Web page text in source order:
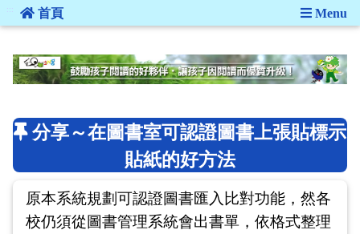
::: 首頁 Menu
:::
分享～在圖書室可認證圖書上張貼標示
貼紙的好方法
原本系統規劃可認證圖書匯入比對功能，然各
校仍須從圖書管理系統會出書單，依格式整理